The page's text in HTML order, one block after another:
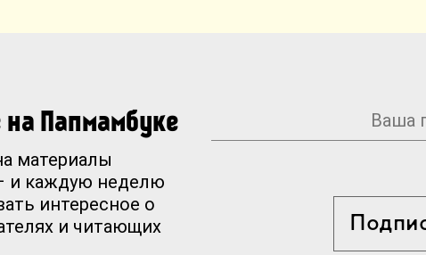
на Папмамбуке
материалы
и каждую неделю
интересное о
и читающих